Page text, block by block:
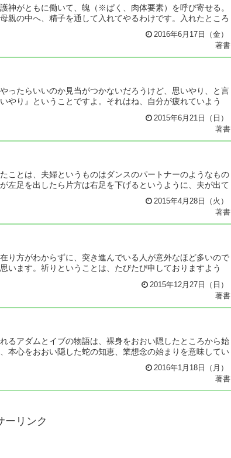
神がともに働いて、魄（※ぱく、肉体要素）を呼び寄せる。
親の中へ、精子を通して入れてやるわけです。入れたところ
2016年6月17日（金）
著書
ったらいいのか見当がつかないだろうけど、思いやり、と言
やり』ということですよ。それはね、自分が疲れていよう
2015年6月21日（日）
著書
ことは、夫婦というものはダンスのパートナーのようなもの
左足を出したら片方は右足を下げるというように、夫が出て
2015年4月28日（火）
著書
り方がわからずに、突き進んでいる人が意外なほど多いので
います。祈りということは、たびたび申しておりますよう
2015年12月27日（日）
著書
るアダムとイブの物語は、裸身をおおい隠したところから始
本心をおおい隠した蛇の知恵、業想念の始まりを意味してい
2016年1月18日（月）
著書
ーリンク